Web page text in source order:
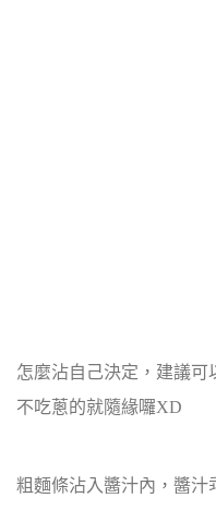
怎麼沾自己決定，建議可
不吃蔥的就隨緣囉XD
粗麵條沾入醬汁內，醬汁